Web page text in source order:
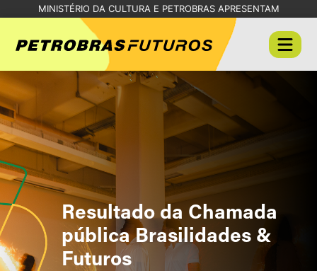
MINISTÉRIO DA CULTURA E PETROBRAS APRESENTAM
Resultado da Chamada
pública Brasilidades &
Futuros